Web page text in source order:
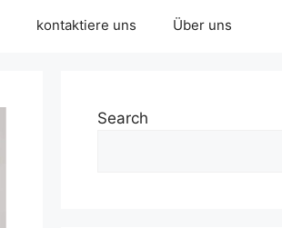
kontaktiere uns Über uns
Search